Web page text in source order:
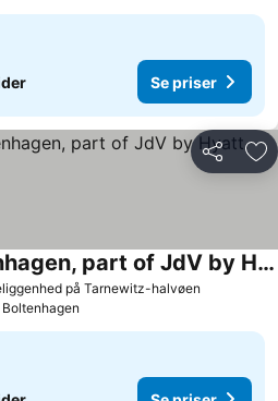
Se priser
Del
på Tarnewitz-halvøen
Lindner Hotel Boltenhagen, part of JdV by Hyatt
Boltenhagen